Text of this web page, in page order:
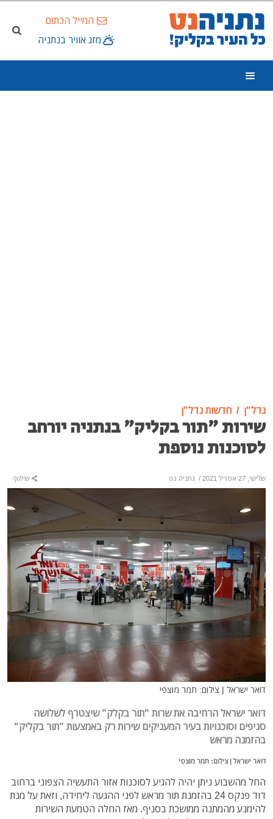
המייל הכתום
מזג אוויר בנתניה
נדל"ן חדשות נדל"ן
שירות "תור בקליק" בנתניה יורחב
לסוכנות נוספת
שלישי, 27 אפריל 2021 / נתניה נט שיתוף
דואר ישראל | צילום: תמר מוצפי
דואר ישראל הרחיבה את שרות "תור בקלק" שיצטרף לשלושה
סניפים וסוכנויות בעיר המעניקים שירות רק באמצעות "תור בקליק"
בהזמנה מראש
דואר ישראל | צילום: תמר מוצפי
החל מהשבוע ניתן יהיה להגיע לסוכנות אזור התעשיה הצפוני ברחוב
דוד פנקס 24 בהזמנת תור מראש לפני ההגעה ליחידה, וזאת על מנת
להימנע מהמתנה ממושכת בסניף. מאז החלה הטמעת השירות